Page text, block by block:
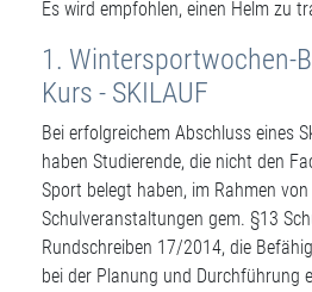
Es wird empfohlen, einen Helm zu
1. Wintersportwochen-
Kurs - SKILAUF
Bei erfolgreichem Abschluss eines
haben Studierende, die nicht den
Sport belegt haben, im Rahmen
Schulveranstaltungen gem. §13
Rundschreiben 17/2014, die
bei der Planung und Durchführung